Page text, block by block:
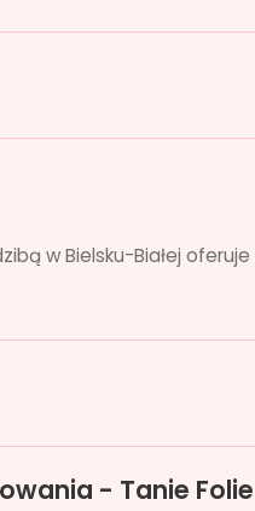
w Bielsku-Białej
- Tanie Folie